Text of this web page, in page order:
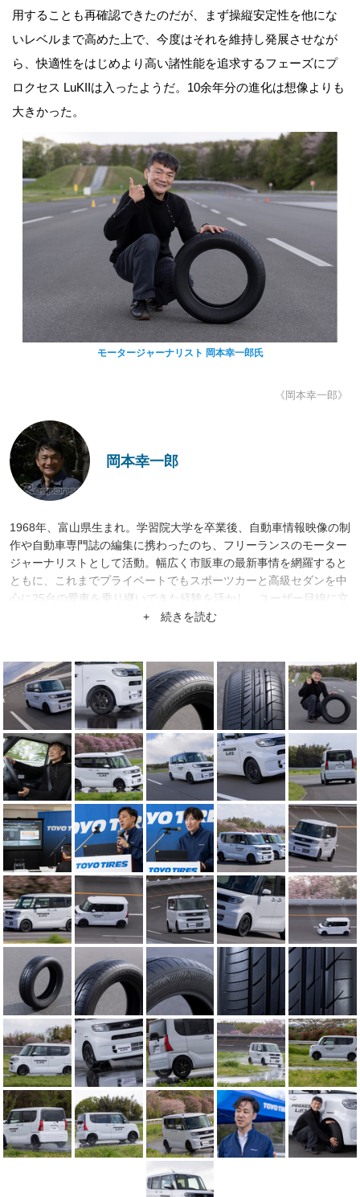
用することも再確認できたのだが、まず操縦安定性を他にな
いレベルまで高めた上で、今度はそれを維持し発展させなが
ら、快適性をはじめより高い諸性能を追求するフェーズにプ
ロクセス LuKIIは入ったようだ。10余年分の進化は想像よりも
大きかった。
モータージャーナリスト 岡本幸一郎氏
《岡本幸一郎》
岡本幸一郎
1968年、富山県生まれ。学習院大学を卒業後、自動車情報映像の制
作や自動車専門誌の編集に携わったのち、フリーランスのモーター
ジャーナリストとして活動。幅広く市販車の最新事情を網羅すると
ともに、これまでプライベートでもスポーツカーと高級セダンを中
心に25台の愛車を乗り継いできた経験を活かし、ユーザー目線に立
った視点をモットーに多方面に鋭意執筆中。日本自動車ジャーナリ
+ 続きを読む